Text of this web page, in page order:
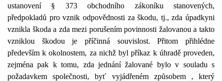
ustanovení § 373 obchodního zákoníku stanovených,
předpokladů pro vznik odpovědnosti za škodu, tj., zda úpadkyni
vznikla škoda a zda mezi porušením povinnosti žalovanou a takto
vzniklou škodou je příčinná souvislost. Přitom přihlédne
především k okolnostem, za nichž byl příkaz k úhradě proveden,
zejména pak k tomu, zda jednání žalované bylo v souladu s
požadavkem společnosti, byť vyjádřeném způsobem , který